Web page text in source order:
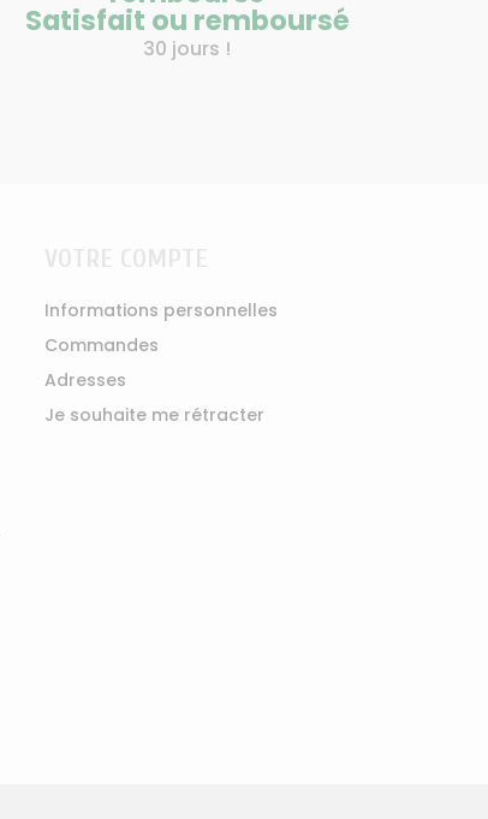
Satisfait ou remboursé
30 jours !
Informations personnelles
Commandes
Adresses
Je souhaite me rétracter